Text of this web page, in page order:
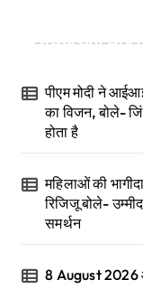
Recent
पीएम मोदी ने
का विजन, बोले-
होता है
महिलाओं की
रिजिजू बोले-
समर्थन
8 August 2026